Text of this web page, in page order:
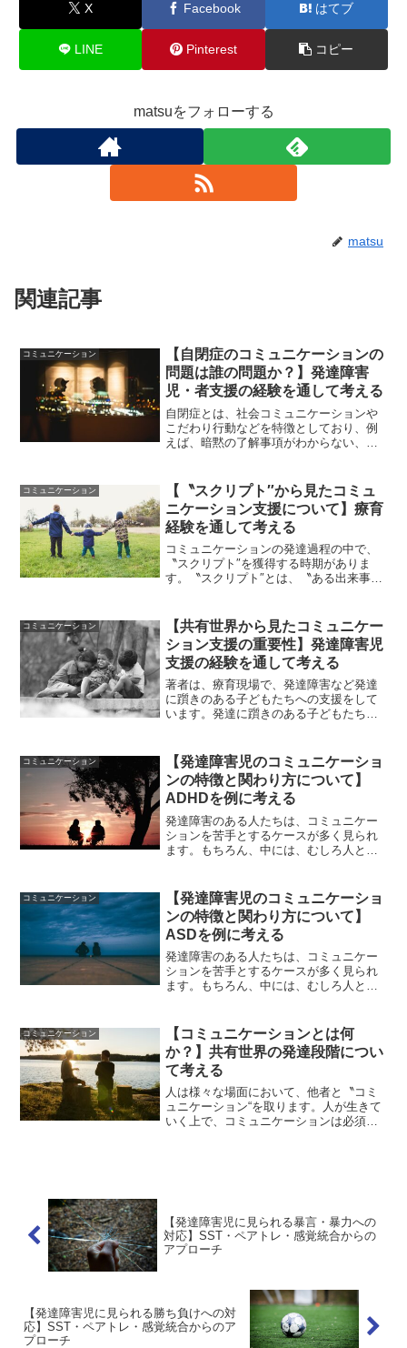
X Facebook はてブ
LINE Pinterest コピー
matsuをフォローする
matsu
関連記事
コミュニケーション
【自閉症のコミュニケーションの
問題は誰の問題か？】発達障害
児・者支援の経験を通して考える
自閉症とは、社会コミュニケーションや
こだわり行動などを特徴としており、例
えば、暗黙の了解事項がわからない、一
れます。他にも、感覚の過敏性や鈍感さ
などがよく見られるのも特...
コミュニケーション
【〝スクリプト″から見たコミュ
ニケーション支援について】療育
経験を通して考える
コミュニケーションの発達過程の中で、
〝スクリプト″を獲得する時期がありま
す。〝スクリプト″とは、〝ある出来事に
関連記事：「【〝スクリプト″から見たこ
とばの発達】療育経験...
コミュニケーション
【共有世界から見たコミュニケー
ション支援の重要性】発達障害児
支援の経験を通して考える
著者は、療育現場で、発達障害など発達
に躓きのある子どもたちへの支援をして
います。発達に躓きのある子どもたちの
あります。例えば、自分の興味・関心を
一方的に話す、相手の意図...
コミュニケーション
【発達障害児のコミュニケーショ
ンの特徴と関わり方について】
ADHDを例に考える
発達障害のある人たちは、コミュニケー
ションを苦手とするケースが多く見られ
ます。もちろん、中には、むしろ人との
います。それでは、発達障害児のコミュ
ニケーションにはどのよう...
コミュニケーション
【発達障害児のコミュニケーショ
ンの特徴と関わり方について】
ASDを例に考える
発達障害のある人たちは、コミュニケー
ションを苦手とするケースが多く見られ
ます。もちろん、中には、むしろ人との
います。それでは、発達障害児のコミュ
ニケーションにはどのよう...
コミュニケーション
【コミュニケーションとは何
か？】共有世界の発達段階につい
て考える
人は様々な場面において、他者と〝コミ
ュニケーション“を取ります。人が生きて
いく上で、コミュニケーションは必須の
【発達障害児に見られる暴言・暴力への
対応】SST・ペアトレ・感覚統合からの
アプローチ
【発達障害児に見られる勝ち負けへの対
応】SST・ペアトレ・感覚統合からのア
プローチ